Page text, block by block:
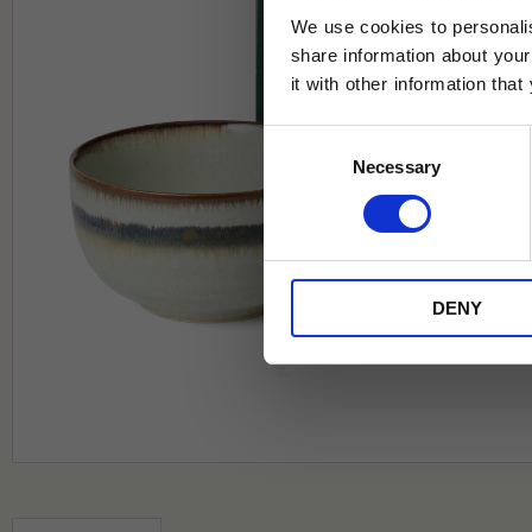
We use cookies to
share information about
it with other information that
Necessary
DENY
Jag samtycker till Tehuset Javas
* Rabatten gäller endast online på
på ordinarie priser och kan ej